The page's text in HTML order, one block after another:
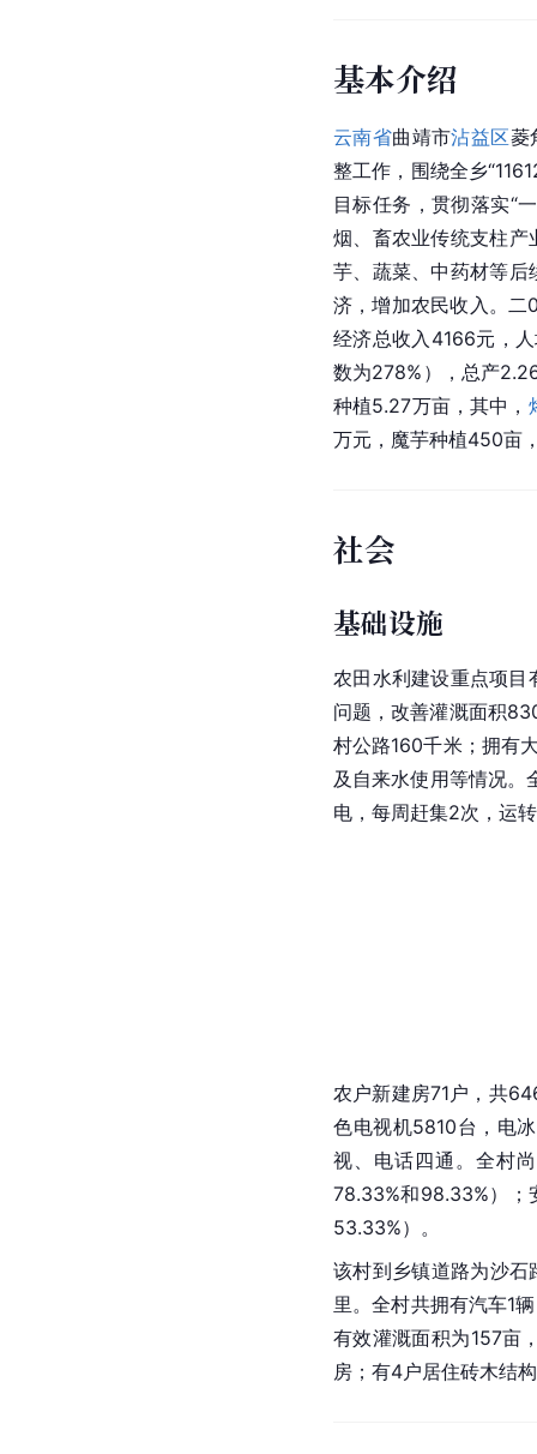
基本介绍
云南省曲靖市沾益区菱
整工作，围绕全乡
目标任务，贯彻落实“
烟、畜农业传统支柱产
芋、蔬菜、中药材等
济，增加农民收入。
经济总收入4166元，
数为278%），总产
种植5.27万亩，其中，
万元， 魔芋种植450亩
社会
基础设施
农田水利建设重点项
问题，改善灌溉面积
村公路160千米；拥有
及自来水使用等情况。
电，每周赶集2次，运
农户新建房71户，共
色电视机5810台，电
视、电话四通。全村
78.33%和98.33%）；
53.33%）。
该村到乡镇道路为沙
里。全村共拥有汽车1
有效灌溉面积为157亩
房；有4户居住砖木结